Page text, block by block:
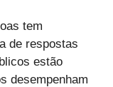
tem
de respostas
estão
desempenham